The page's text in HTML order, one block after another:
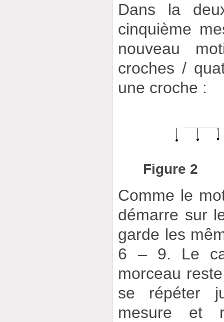
Dans la
cinquième
nouveau
croches /
une croche :
Figure 2
Comme le
démarre sur
garde les
6 – 9. Le
morceau
se répéter
mesure et